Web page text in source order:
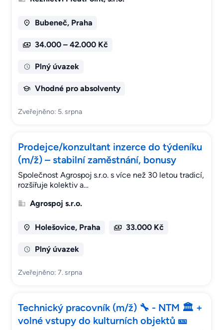
Bubeneč, Praha
34.000 – 42.000 Kč
Plný úvazek
Vhodné pro absolventy
Zveřejněno: 5. srpna
Prodejce/konzultant inzerce do týdeníku
(m/ž) – stabilní zaměstnání, bonusy
Společnost Agrospoj s.r.o. s více než 30 letou tradicí,
rozšiřuje kolektiv a…
Agrospoj s.r.o.
Holešovice, Praha 33.000 Kč
Plný úvazek
Zveřejněno: 7. srpna
Technický pracovník (m/ž) 🔧 - NTM 🏛 +
volné vstupy do kulturních objektů 🎫